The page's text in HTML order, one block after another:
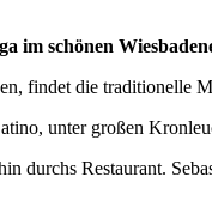
im schönen
findet die traditionelle
unter großen
durchs Restaurant.